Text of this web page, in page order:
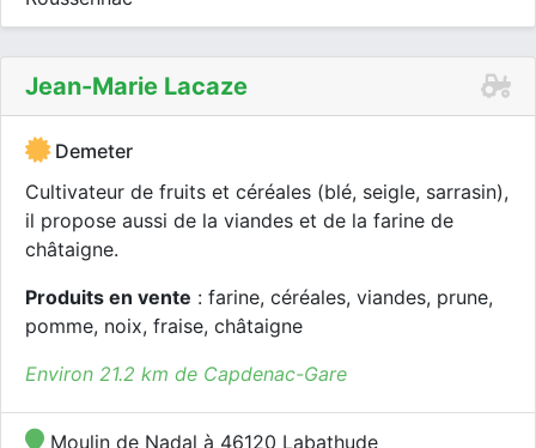
Jean-Marie Lacaze
Demeter
Cultivateur de fruits et céréales (blé, seigle, sarrasin),
il propose aussi de la viandes et de la farine de
châtaigne.
Produits en vente : farine, céréales, viandes, prune,
pomme, noix, fraise, châtaigne
Environ 21.2 km de Capdenac-Gare
Moulin de Nadal à 46120 Labathude